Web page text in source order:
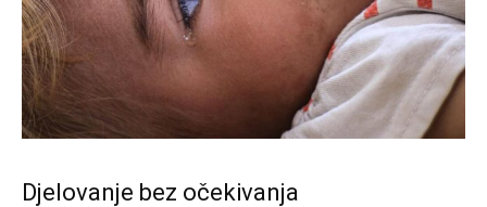
Djelovanje bez očekivanja